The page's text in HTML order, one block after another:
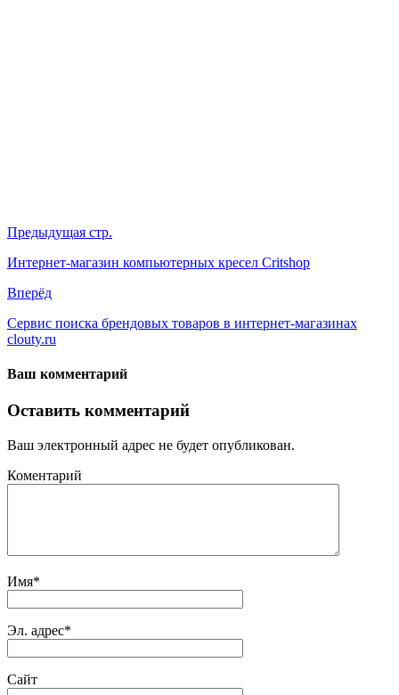
Предыдущая стр.
Интернет-магазин компьютерных кресел Critshop
Вперёд
Сервис поиска брендовых товаров в интернет-магазинах
clouty.ru
Ваш комментарий
Оставить комментарий
Ваш электронный адрес не будет опубликован.
Коментарий
Имя*
Эл. адрес*
Сайт